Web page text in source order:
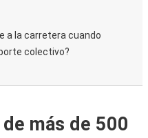
a la carretera cuando
colectivo?
más de 500